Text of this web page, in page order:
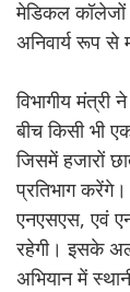
मेडिकल कॉलेजों
अनिवार्य रूप से
विभागीय
बीच किसी भी
जिसमें हजारों
प्रतिभाग
एनएसएस, एवं
रहेगी। इसके
अभियान में